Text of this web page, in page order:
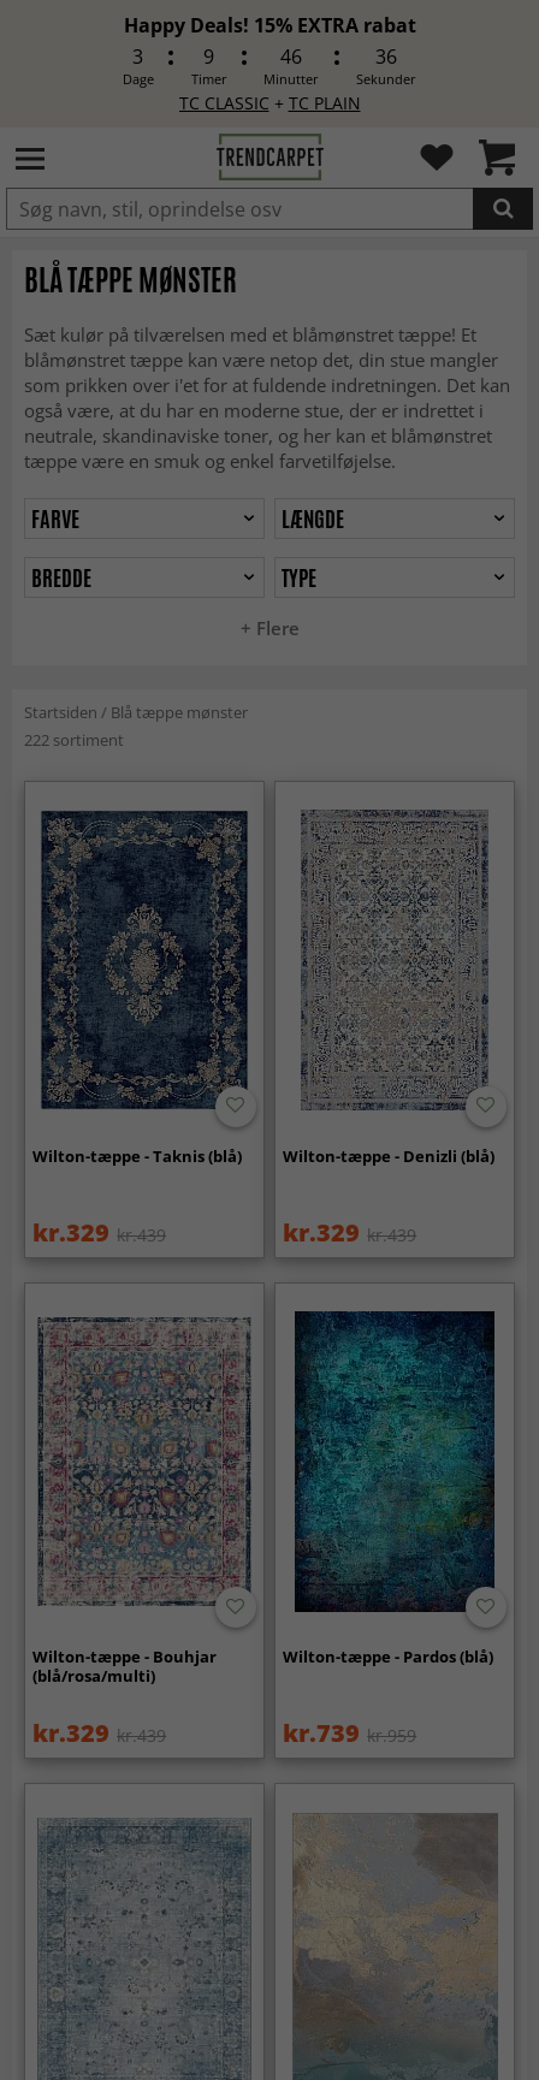
Happy Deals! 15% EXTRA rabat
3
Dage
9
Timer
46
Minutter
34
Sekunder
TC CLASSIC + TC PLAIN
LAGT I INDKØBSKURVEN.
BLÅ TÆPPE MØNSTER
Sæt kulør på tilværelsen med et blåmønstret tæppe! Et
blåmønstret tæppe kan være netop det, din stue mangler
som prikken over i'et for at fuldende indretningen. Det kan
også være, at du har en moderne stue, der er indrettet i
neutrale, skandinaviske toner, og her kan et blåmønstret
tæppe være en smuk og enkel farvetilføjelse.
+ Flere
FARVE
LÆNGDE
BREDDE
TYPE
Startsiden / Blå tæppe mønster
222 sortiment
Wilton-tæppe - Taknis (blå)
kr.329 kr.439
Wilton-tæppe - Denizli (blå)
kr.329 kr.439
Wilton-tæppe - Bouhjar
(blå/rosa/multi)
kr.329 kr.439
Wilton-tæppe - Pardos (blå)
kr.739 kr.959